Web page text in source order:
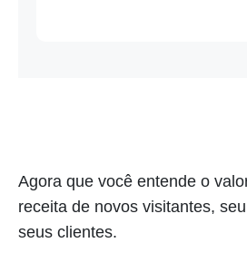
Agora que você entende o
receita de novos visitantes,
seus clientes.